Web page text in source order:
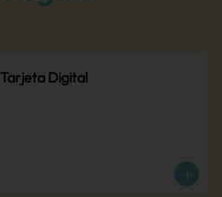
Tarjeta Digital